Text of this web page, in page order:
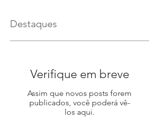
Destaques
Verifique em breve
Assim que novos posts forem
publicados, você poderá vê-
los aqui.